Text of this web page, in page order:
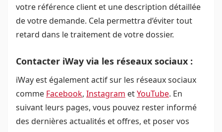
votre référence client et une description détaillée
de votre demande. Cela permettra d’éviter tout
retard dans le traitement de votre dossier.
Contacter iWay via les réseaux sociaux :
iWay est également actif sur les réseaux sociaux
comme Facebook, Instagram etYouTube. En
suivant leurs pages, vous pouvez rester informé
des dernières actualités et offres, et poser vos